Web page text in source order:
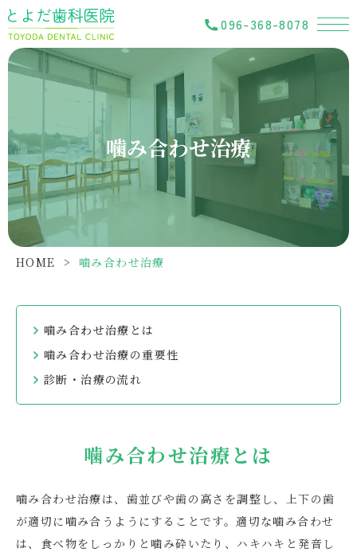
096-368-8078
噛み合わせ治療
HOME > 噛み合わせ治療
噛み合わせ治療とは
噛み合わせ治療の重要性
診断・治療の流れ
噛み合わせ治療とは
噛み合わせ治療は、歯並びや歯の高さを調整し、上下の歯
が適切に噛み合うようにすることです。適切な噛み合わせ
は、食べ物をしっかりと噛み砕いたり、ハキハキと発音し